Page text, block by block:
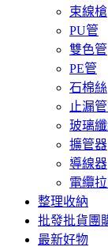
束線槍
PU管
雙色管
PE管
石棉絲
止漏
玻璃
擴管器
導線器
電纜
整理收納
批發批貨團
最新好物